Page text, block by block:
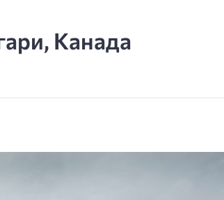
Канада